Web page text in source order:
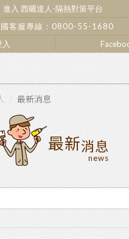
進入 西曬達人-隔熱對策平台
客服專線： 0800-55-1680
最新消息
最新消息
news